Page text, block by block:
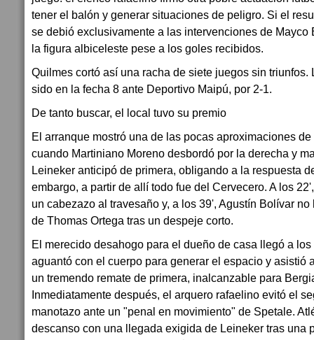
tener el balón y generar situaciones de peligro. Si el
se debió exclusivamente a las intervenciones de Mayco
la figura albiceleste pese a los goles recibidos.
Quilmes cortó así una racha de siete juegos sin triunfos.
sido en la fecha 8 ante Deportivo Maipú, por 2-1.
De tanto buscar, el local tuvo su premio
El arranque mostró una de las pocas aproximaciones
cuando Martiniano Moreno desbordó por la derecha y
Leineker anticipó de primera, obligando a la respuesta
embargo, a partir de allí todo fue del Cervecero. A los
un cabezazo al travesaño y, a los 39', Agustín Bolívar
de Thomas Ortega tras un despeje corto.
El merecido desahogo para el dueño de casa llegó a
aguantó con el cuerpo para generar el espacio y asistió
un tremendo remate de primera, inalcanzable para
Inmediatamente después, el arquero rafaelino evitó el
manotazo ante un "penal en movimiento" de Spetale.
descanso con una llegada exigida de Leineker tras una